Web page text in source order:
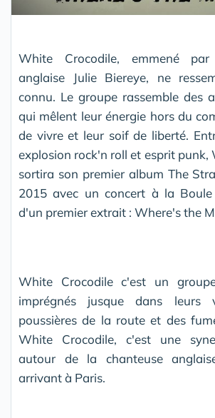
White Crocodile, emmené
anglaise Julie Biereye, ne
connu. Le groupe rassemble des
qui mêlent leur énergie hors du
de vivre et leur soif de liberté.
explosion rock'n roll et esprit punk,
sortira son premier album The
2015 avec un concert à la Boule
d'un premier extrait : Where's the
White Crocodile c'est un
imprégnés jusque dans leurs
poussières de la route et des
White Crocodile, c'est une
autour de la chanteuse
arrivant à Paris.